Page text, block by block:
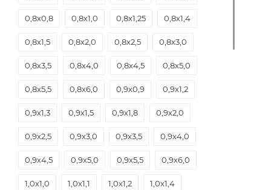
0,8х0,8 0,8х1,0 0,8х1,25 0,8х1,4
0,8х1,5 0,8х2,0 0,8х2,5 0,8х3,0
0,8х3,5 0,8х4,0 0,8х4,5 0,8х5,0
0,8х5,5 0,8х6,0 0,9х0,9 0,9х1,2
0,9х1,3 0,9х1,5 0,9х1,8 0,9х2,0
0,9х2,5 0,9х3,0 0,9х3,5 0,9х4,0
0,9х4,5 0,9х5,0 0,9х5,5 0,9х6,0
1,0х1,0 1,0х1,1 1,0х1,2 1,0х1,4